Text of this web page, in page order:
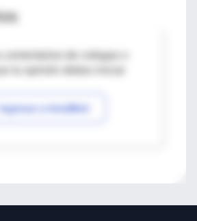
comentarios de colegas o
Ingresar a IntraMed